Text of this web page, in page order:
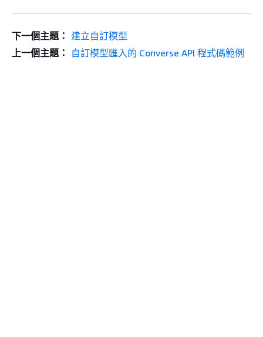
下一個主題： 建立自訂模型
上一個主題：
自訂模型匯入的 Converse API 程式碼範例